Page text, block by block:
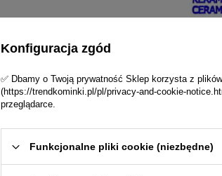
Konfiguracja zgód
✅ Dbamy o Twoją prywatność Sklep korzysta z
(https://trendkominki.pl/pl/privacy-and-cookie-
przeglądarce.
Funkcjonalne pliki cookie (niezbędne)